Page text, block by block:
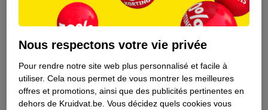
Nous respectons votre vie privée
Pour rendre notre site web plus personnalisé et facile à
utiliser. Cela nous permet de vous montrer les meilleures
offres et promotions, ainsi que des publicités pertinentes en
dehors de Kruidvat.be. Vous décidez quels cookies vous